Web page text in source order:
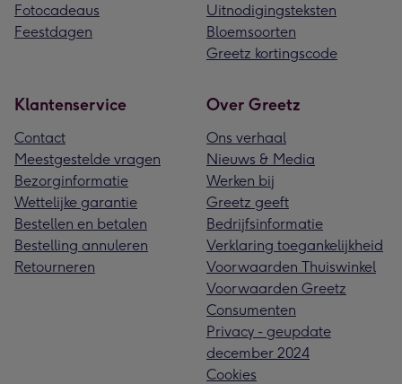
Fotocadeaus
Feestdagen
Uitnodigingsteksten
Bloemsoorten
Greetz kortingscode
Klantenservice
Contact
Meestgestelde vragen
Bezorginformatie
Wettelijke garantie
Bestellen en betalen
Bestelling annuleren
Retourneren
Over Greetz
Ons verhaal
Nieuws & Media
Werken bij
Greetz geeft
Bedrijfsinformatie
Verklaring toegankelijkheid
Voorwaarden Thuiswinkel
Voorwaarden Greetz
Consumenten
Privacy - geupdate
december 2024
Cookies